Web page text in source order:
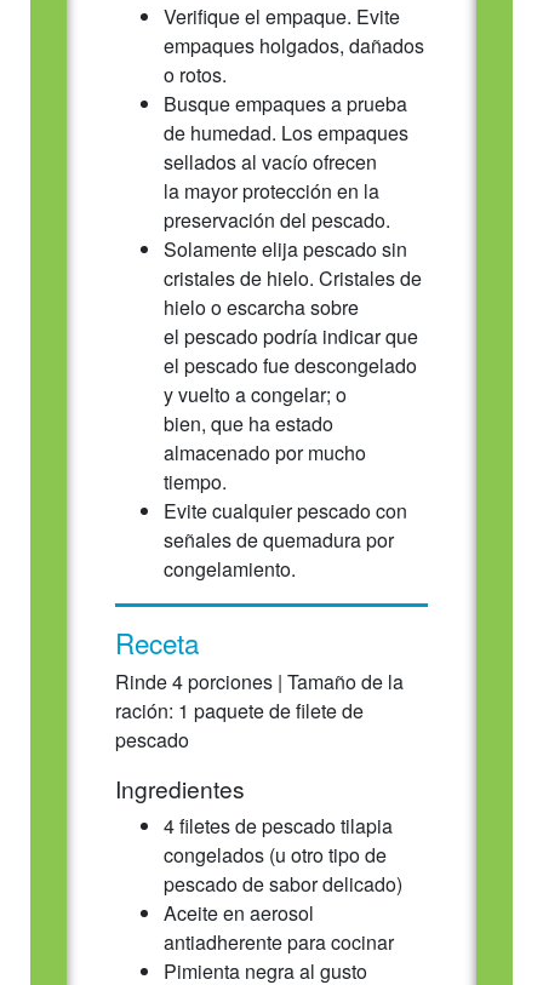
Verifique el empaque. Evite
empaques holgados, dañados
o rotos.
Busque empaques a prueba
de humedad. Los empaques
sellados al vacío ofrecen
la mayor protección en la
preservación del pescado.
Solamente elija pescado sin
cristales de hielo. Cristales de
hielo o escarcha sobre
el pescado podría indicar que
el pescado fue descongelado
y vuelto a congelar; o
bien, que ha estado
almacenado por mucho
tiempo.
Evite cualquier pescado con
señales de quemadura por
congelamiento.
Receta
Rinde 4 porciones | Tamaño de la
ración: 1 paquete de filete de
pescado
Ingredientes
4 filetes de pescado tilapia
congelados (u otro tipo de
pescado de sabor delicado)
Aceite en aerosol
antiadherente para cocinar
Pimienta negra al gusto